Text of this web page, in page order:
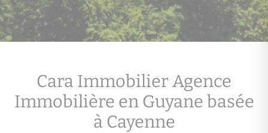
Cara Immobilier Agence
Immobilière en Guyane basée
à Cayenne